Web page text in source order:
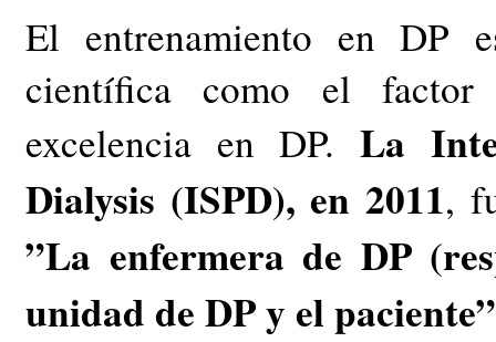
El entrenamiento en DP
científica como el
excelencia en DP.La
Dialysis (ISPD), en 2011,
”La enfermera de DP
unidad de DP y el